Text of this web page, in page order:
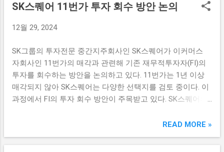
과 같은 대표작의 실패는 넷플릭스 전체 브랜드 이미지에 악
을 맞다 아티스트유나이티드는 ‘오징어게임2’의 발매와 함께
해 있다. 이번 드라마의 개봉 초기부터 연일 이어지는 혹평은
투자자들에게 회의감을 주고 있으며, 그 결과 아티스트유나
이티드의 주가는 26.35% 하락하며, 4...
모으면서 주가에 긍정적인 영향을 미쳤습니다. 특히, COVID-
입니다. 젠큐릭스의 급격한 주가 상승은 주로 DNA 분석 기술
분석 솔루션에 대한 수요가 급격하게 증가하고 있으며, 이는
회사의 매출 증가로 이어질 가능성이 큽니다. 또한, 앞으로도
연구개발에 대한 투자를 늘려 경쟁력을 강화할 계획이라 소
식을 전하고 있습니다. 투자자들은 젠큐릭스의 최근 성과에
주목하고 있으며, 이런 흐름이 지속될 경우 장기적으로 안정
로벌 팬데믹 상황에서 유전자 분석의 필요성이 강조되면서
더욱 부각되고 있습니다. 따라서 젠큐릭스는 앞으로도 투자
SK스퀘어 11번가 투자 회수 방안 논의
12월 29, 2024
SK그룹의 투자전문 중간지주회사인 SK스퀘어가 이커머스
자회사인 11번가의 매각과 관련해 기존 재무적투자자(FI)의
투자를 회수하는 방안을 논의하고 있다. 11번가는 1년 이상
매각되지 않아 SK스퀘어는 다양한 선택지를 검토 중이다. 이
과정에서 FI의 투자 회수 방안이 주목받고 있다. SK스퀘어의
가의 성과를 비추어 보았을 때, 투자 회수의 필요성을 절감하
구하고, 플랫폼 경쟁 심화와 인수합병 등으로 인해 어려움을
READ MORE »